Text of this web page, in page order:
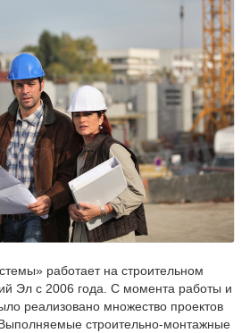
работает на строительном
Эл с 2006 года. С момента работы и
реализовано множество проектов
строительно-монтажные